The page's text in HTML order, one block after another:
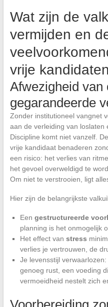
Wat zijn de
vermijden en
vrije
Afwezigheid van
gegarandeerde
Zonder institutioneel vangnet
aan de verleiding van loslaten
Discipline komt niet vanzelf.
vrije kandidaat benaderen
een risico: het verlies van
het gevoel overweldigd te
Om niet te verstrooien, ligt
Hier zijn de belangrijkste
Een gestructureerde
planning is het onmogelijk
Het effect van stress
verlies je vertrouwen, de
Je levensstijl
genoeg rust, een voeding
vermoeidheid nestelt zich